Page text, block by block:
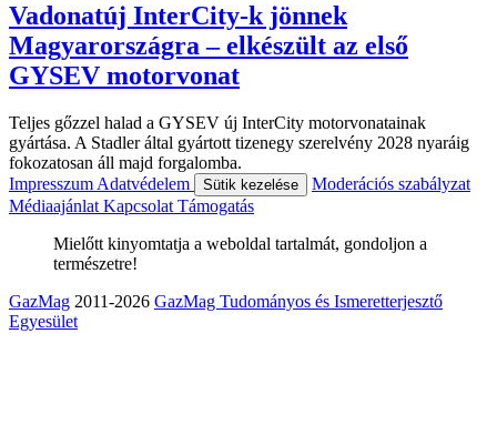
Vadonatúj InterCity-k jönnek
Magyarországra – elkészült az első
GYSEV motorvonat
Teljes gőzzel halad a GYSEV új InterCity motorvonatainak
gyártása. A Stadler által gyártott tizenegy szerelvény 2028 nyaráig
fokozatosan áll majd forgalomba.
Impresszum Adatvédelem Sütik kezelése
Moderációs szabályzat
Médiaajánlat Kapcsolat Támogatás
Mielőtt kinyomtatja a weboldal tartalmát, gondoljon a
természetre!
GazMag 2011-2026 GazMag Tudományos és Ismeretterjesztő
Egyesület